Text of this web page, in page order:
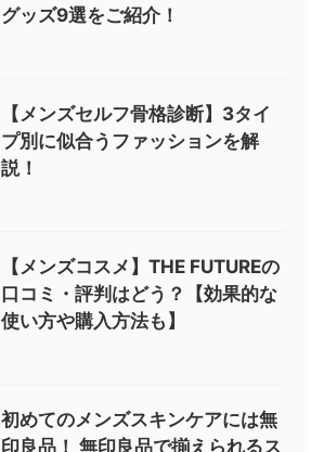
グッズ9選をご紹介！
【メンズセルフ骨格診断】3タイ
プ別に似合うファッションを解
説！
【メンズコスメ】THE FUTUREの
口コミ・評判はどう？【効果的な
使い方や購入方法も】
初めてのメンズスキンケアには無
印良品！ 無印良品で揃えられるス